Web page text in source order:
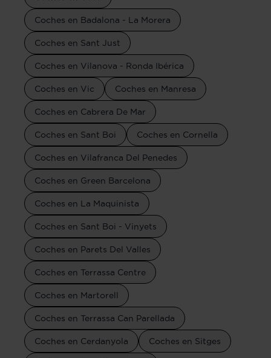
Coches en Badalona - La Morera
Coches en Sant Just
Coches en Vilanova - Ronda Ibérica
Coches en Vic Coches en Manresa
Coches en Cabrera De Mar
Coches en Sant Boi Coches en Cornella
Coches en Vilafranca Del Penedes
Coches en Green Barcelona
Coches en La Maquinista
Coches en Sant Boi - Vinyets
Coches en Parets Del Valles
Coches en Terrassa Centre
Coches en Martorell
Coches en Terrassa Can Parellada
Coches en Cerdanyola Coches en Sitges